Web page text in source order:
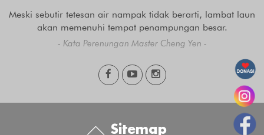
Meski sebutir tetesan air nampak tidak berarti, lambat laun
akan memenuhi tempat penampungan besar.
- Kata Perenungan Master Cheng Yen -
Sitemap